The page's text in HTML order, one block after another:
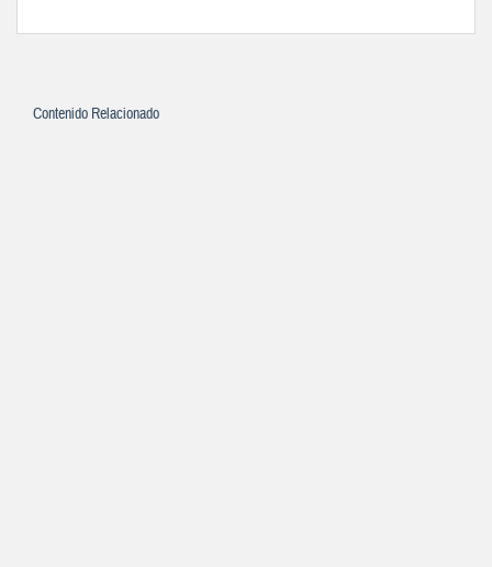
Contenido Relacionado